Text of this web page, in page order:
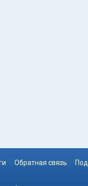
Обратная связь